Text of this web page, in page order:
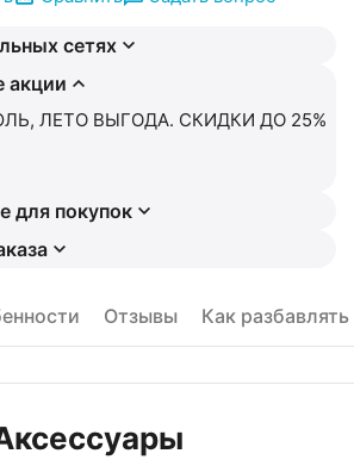
сетях
акции
ЛЕТО ВЫГОДА. СКИДКИ ДО 25%
для покупок
Отзывы Как